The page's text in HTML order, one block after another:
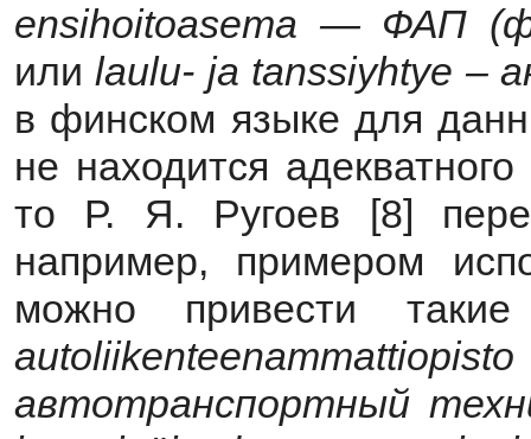
ensihoitoasema — ФАП
илиlaulu- ja tanssiyhtye –
в финском языке для
не находится
то Р. Я. Ругоев [8]
например, примером
можно привести
autoliikenteenammattiopisto
автотранспортный